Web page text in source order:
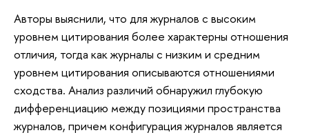
Авторы выяснили, что для журналов с высоким
уровнем цитирования более характерны отношения
отличия, тогда как журналы с низким и средним
уровнем цитирования описываются отношениями
сходства. Анализ различий обнаружил глубокую
дифференциацию между позициями пространства
журналов, причем конфигурация журналов является